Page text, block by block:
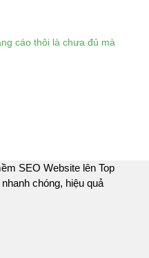
cáo thôi là chưa đủ mà